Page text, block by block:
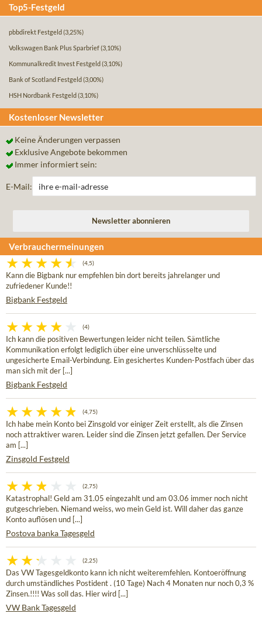
Top5-Festgeld
pbbdirekt Festgeld (3,25%)
Volkswagen Bank Plus Sparbrief(3,10%)
Kommunalkredit Invest Festgeld (3,10%)
Bank of Scotland Festgeld (3,00%)
HSH Nordbank Festgeld (3,10%)
Kostenloser Newsletter
Keine Änderungen verpassen
Exklusive Angebote bekommen
Immer informiert sein:
E-Mail:
Verbrauchermeinungen
(4,5)
Kann die Bigbank nur empfehlen bin dort bereits jahrelanger und
zufriedener Kunde!!
Bigbank Festgeld
(4)
Ich kann die positiven Bewertungen leider nicht teilen. Sämtliche
Kommunikation erfolgt lediglich über eine unverschlüsselte und
ungesicherte Email-Verbindung. Ein gesichertes Kunden-Postfach über das
man sich mit der [...]
Bigbank Festgeld
(4,75)
Ich habe mein Konto bei Zinsgold vor einiger Zeit erstellt, als die Zinsen
noch attraktiver waren. Leider sind die Zinsen jetzt gefallen. Der Service
am [...]
Zinsgold Festgeld
(2,75)
Katastrophal! Geld am 31.05 eingezahlt und am 03.06 immer noch nicht
gutgeschrieben. Niemand weiss, wo mein Geld ist. Will daher das ganze
Konto auflösen und [...]
Postova banka Tagesgeld
(2,25)
Das VW Tagesgeldkonto kann ich nicht weiteremfehlen. Kontoeröffnung
durch umständliches Postident . (10 Tage) Nach 4 Monaten nur noch 0,3 %
Zinsen.!!!! Was soll das. Hier wird [...]
VW Bank Tagesgeld